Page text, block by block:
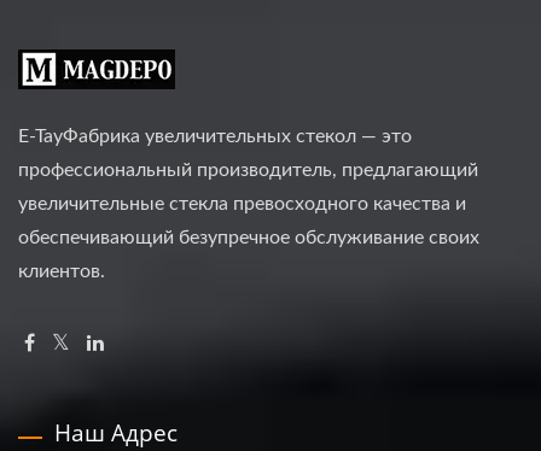
E-TayФабрика увеличительных стекол — это
профессиональный производитель, предлагающий
увеличительные стекла превосходного качества и
обеспечивающий безупречное обслуживание своих
клиентов.
Наш Адрес